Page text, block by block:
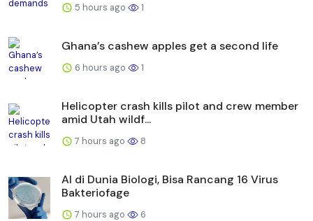
5 hours ago 1
Ghana’s cashew apples get a second life
6 hours ago 1
Helicopter crash kills pilot and crew member
amid Utah wildf...
7 hours ago 8
AI di Dunia Biologi, Bisa Rancang 16 Virus
Bakteriofage
7 hours ago 6